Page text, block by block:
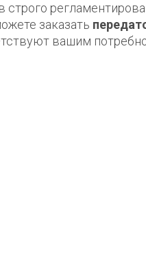
строго
заказать
вашим